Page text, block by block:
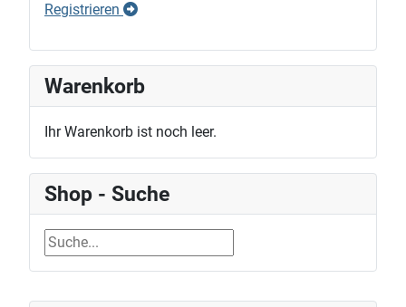
Registrieren
Warenkorb
Ihr Warenkorb ist noch leer.
Shop - Suche